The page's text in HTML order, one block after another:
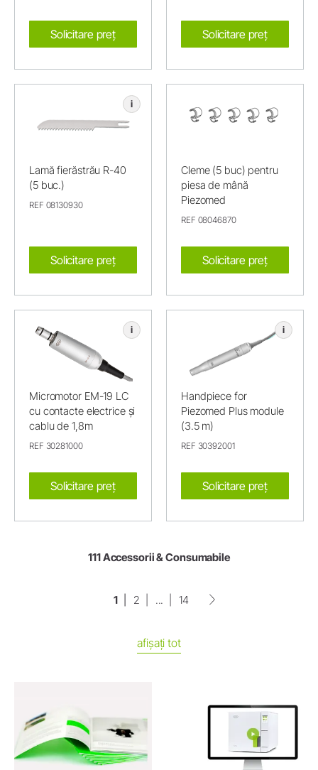
Solicitare preț Solicitare preț
i
Lamă fierăstrău R-40
(5 buc.)
REF 08130930
Solicitare preț
Cleme (5 buc) pentru
piesa de mână
Piezomed
REF 08046870
Solicitare preț
i
Micromotor EM-19 LC
cu contacte electrice și
cablu de 1,8m
REF 30281000
Solicitare preț
i
Handpiece for
Piezomed Plus module
(3.5 m)
REF 30392001
Solicitare preț
111 Accessorii & Consumabile
1 2 ... 14
afișați tot